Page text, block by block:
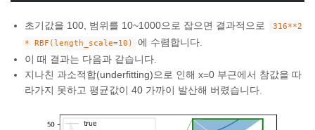
초기값을 100, 범위를 10~1000으로 잡으면 결과적으로
316**2
* RBF(length_scale=10)
에 수렴합니다.
이 때 결과는 다음과 같습니다.
지나친 과소적합(underfitting)으로 인해 x=0 부근에서 참값을 따
라가지 못하고 평균값이 40 가까이 발산해 버렸습니다.